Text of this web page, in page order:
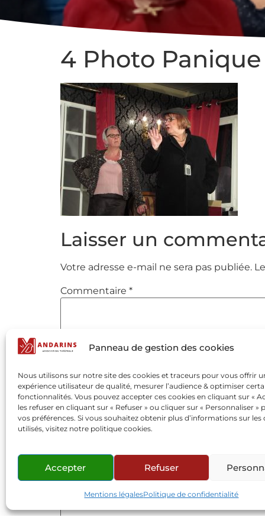
Panneau de gestion des cookies
Nous utilisons sur notre site des cookies et traceurs pour vous offrir
expérience utilisateur de qualité, mesurer l’audience & optimiser
fonctionnalités. Vous pouvez accepter ces cookies en cliquant sur «
les refuser en cliquant sur « Refuser » ou cliquer sur « Personnaliser »
vos préférences. Si vous souhaitez obtenir plus d’informations sur les
utilisés, visitez notre politique cookies.
Accepter Refuser
Mentions légalesPolitique de confidentialité
4 Photo
Laisser un
Votre adresse e-mail ne sera pas publiée.
Commentaire *
E-mail